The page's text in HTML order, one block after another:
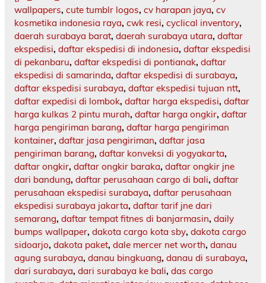
wallpapers, cute tumblr logos, cv harapan jaya, cv
kosmetika indonesia raya, cwk resi, cyclical inventory,
daerah surabaya barat, daerah surabaya utara, daftar
ekspedisi, daftar ekspedisi di indonesia, daftar ekspedisi
di pekanbaru, daftar ekspedisi di pontianak, daftar
ekspedisi di samarinda, daftar ekspedisi di surabaya,
daftar ekspedisi surabaya, daftar ekspedisi tujuan ntt,
daftar expedisi di lombok, daftar harga ekspedisi, daftar
harga kulkas 2 pintu murah, daftar harga ongkir, daftar
harga pengiriman barang, daftar harga pengiriman
kontainer, daftar jasa pengiriman, daftar jasa
pengiriman barang, daftar konveksi di yogyakarta,
daftar ongkir, daftar ongkir baraka, daftar ongkir jne
dari bandung, daftar perusahaan cargo di bali, daftar
perusahaan ekspedisi surabaya, daftar perusahaan
ekspedisi surabaya jakarta, daftar tarif jne dari
semarang, daftar tempat fitnes di banjarmasin, daily
bumps wallpaper, dakota cargo kota sby, dakota cargo
sidoarjo, dakota paket, dale mercer net worth, danau
agung surabaya, danau bingkuang, danau di surabaya,
dari surabaya, dari surabaya ke bali, das cargo